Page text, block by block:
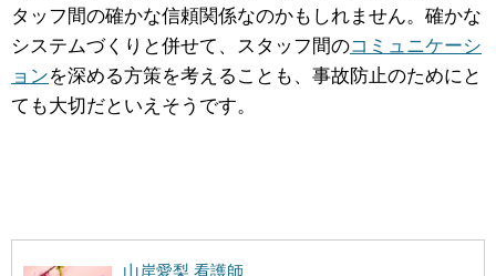
タッフ間の確かな信頼関係なのかもしれません。確かな
システムづくりと併せて、スタッフ間のコミュニケーシ
ョンを深める方策を考えることも、事故防止のためにと
ても大切だといえそうです。
山岸愛梨 看護師